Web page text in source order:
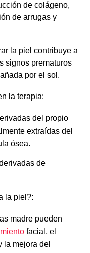
de colágeno,
de arrugas y
la piel contribuye a
signos prematuros
por el sol.
la terapia:
del propio
extraídas del
ósea.
de
la piel?:
madre pueden
facial, el
la mejora del